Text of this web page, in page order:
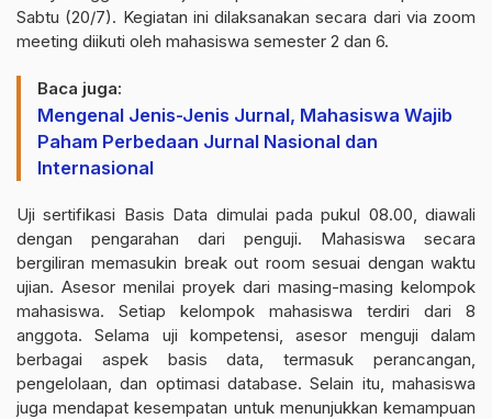
Sabtu (20/7). Kegiatan ini dilaksanakan secara dari via zoom
meeting diikuti oleh mahasiswa semester 2 dan 6.
Baca juga:
Mengenal Jenis-Jenis Jurnal, Mahasiswa Wajib
Paham Perbedaan Jurnal Nasional dan
Internasional
Uji sertifikasi Basis Data dimulai pada pukul 08.00, diawali
dengan pengarahan dari penguji. Mahasiswa secara
bergiliran memasukin break out room sesuai dengan waktu
ujian. Asesor menilai proyek dari masing-masing kelompok
mahasiswa. Setiap kelompok mahasiswa terdiri dari 8
anggota. Selama uji kompetensi, asesor menguji dalam
berbagai aspek basis data, termasuk perancangan,
pengelolaan, dan optimasi database. Selain itu, mahasiswa
juga mendapat kesempatan untuk menunjukkan kemampuan